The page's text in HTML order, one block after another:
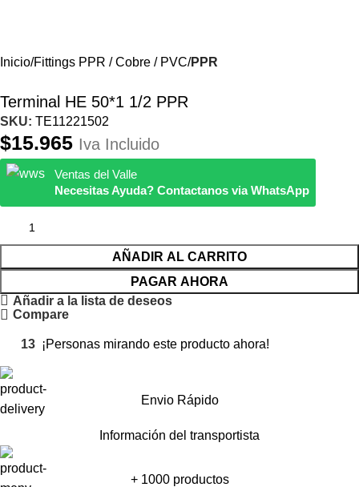
Inicio Fittings PPR / Cobre / PVC PPR
Terminal HE 50*1 1/2 PPR
SKU: TE11221502
$15.965 Iva Incluido
Ventas del Valle
Necesitas Ayuda? Contactanos via WhatsApp
AÑADIR AL CARRITO
PAGAR AHORA
Añadir a la lista de deseos
Compare
13 ¡Personas mirando este producto ahora!
Envio Rápido
Información del transportista
+ 1000 productos